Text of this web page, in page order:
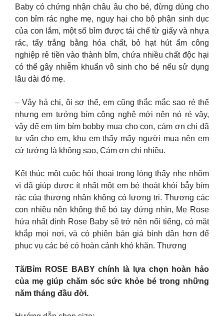
Baby có chứng nhận châu âu cho bé, đừng dùng cho
con bỉm rác nghe mẹ, nguy hại cho bộ phận sinh dục
của con lắm, một số bỉm được tái chế từ giấy và nhựa
rác, tẩy trắng bằng hóa chất, bỏ hạt hút ẩm công
nghiệp rẻ tiền vào thành bỉm, chứa nhiều chất độc hại
có thể gây nhiễm khuẩn vô sinh cho bé nếu sử dụng
lâu dài đó mẹ.
– Vậy hả chị, ôi sợ thế, em cũng thắc mắc sao rẻ thế
nhưng em tưởng bỉm công nghệ mới nên nó rẻ vậy,
vậy để em tìm bỉm bobby mua cho con, cám ơn chị đã
tư vấn cho em, khu em thấy mấy người mua nên em
cứ tưởng là không sao, Cám ơn chị nhiều.
Kết thúc một cuộc hội thoại trong lòng thấy nhẹ nhõm
vì đã giúp được ít nhất một em bé thoát khỏi bẫy bỉm
rác của thương nhân không có lương tri. Thương các
con nhiều nên không thể bó tay đứng nhìn, Mẹ Rose
hứa nhất định Rose Baby sẽ trở nên nổi tiếng, có mặt
khắp mọi nơi, và có phiên bản giá bình dân hơn để
phục vụ các bé có hoàn cảnh khó khăn. Thương
Tã/Bỉm ROSE BABY chính là lựa chọn hoàn hảo
của mẹ giúp chăm sóc sức khỏe bé trong những
năm tháng đầu đời.